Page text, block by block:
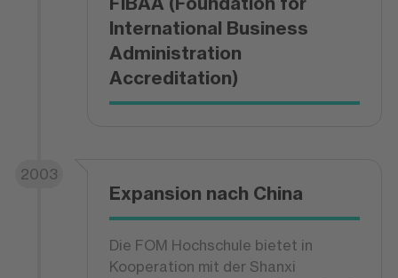
International Business
Administration
Accreditation)
2003
Expansion nach China
Die FOM Hochschule bietet in
Kooperation mit der Shanxi